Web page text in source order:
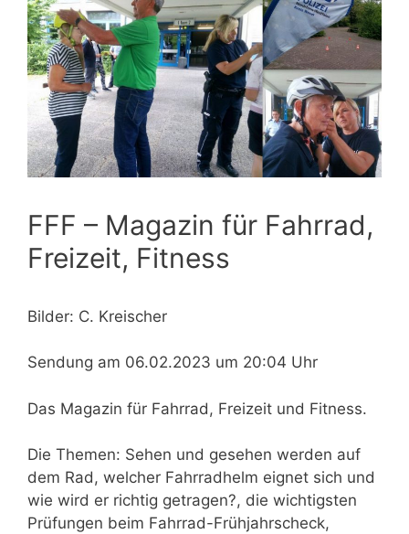
FFF – Magazin für Fahrrad,
Freizeit, Fitness
Bilder: C. Kreischer
Sendung am 06.02.2023 um 20:04 Uhr
Das Magazin für Fahrrad, Freizeit und Fitness.
Die Themen: Sehen und gesehen werden auf
dem Rad, welcher Fahrradhelm eignet sich und
wie wird er richtig getragen?, die wichtigsten
Prüfungen beim Fahrrad-Frühjahrscheck,